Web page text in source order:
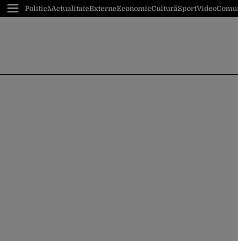
PoliticăActualitateExterneEconomicCulturăSportVideo